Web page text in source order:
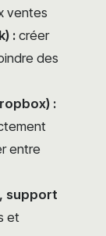
ventes
: créer
des
:
entre
support
et